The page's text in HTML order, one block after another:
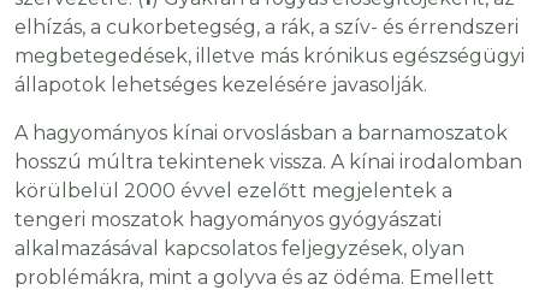
elhízás, a cukorbetegség, a rák, a szív- és érrendszeri
megbetegedések, illetve más krónikus egészségügyi
állapotok lehetséges kezelésére javasolják.
A hagyományos kínai orvoslásban a barnamoszatok
hosszú múltra tekintenek vissza. A kínai irodalomban
körülbelül 2000 évvel ezelőtt megjelentek a
tengeri moszatok hagyományos gyógyászati
alkalmazásával kapcsolatos feljegyzések, olyan
problémákra, mint a golyva és az ödéma. Emellett